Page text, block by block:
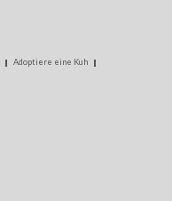
Adoptiere eine Kuh